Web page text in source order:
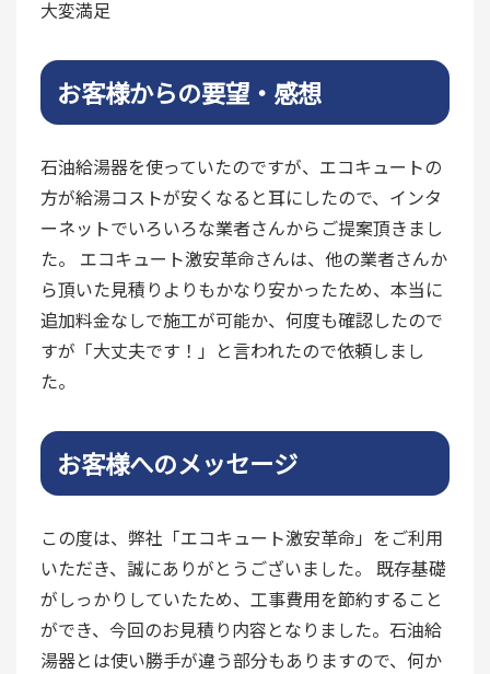
大変満足
お客様からの要望・感想
石油給湯器を使っていたのですが、エコキュートの
方が給湯コストが安くなると耳にしたので、インタ
ーネットでいろいろな業者さんからご提案頂きまし
た。 エコキュート激安革命さんは、他の業者さんか
ら頂いた見積りよりもかなり安かったため、本当に
追加料金なしで施工が可能か、何度も確認したので
すが「大丈夫です！」と言われたので依頼しまし
た。
お客様へのメッセージ
この度は、弊社「エコキュート激安革命」をご利用
いただき、誠にありがとうございました。 既存基礎
がしっかりしていたため、工事費用を節約すること
ができ、今回のお見積り内容となりました。石油給
湯器とは使い勝手が違う部分もありますので、何か